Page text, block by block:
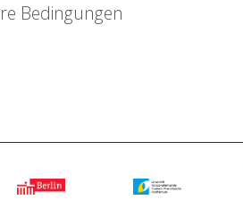
Bedingungen